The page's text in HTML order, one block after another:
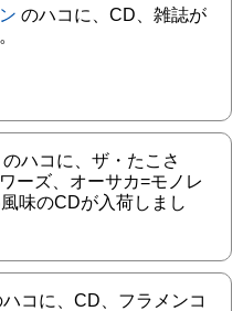
のハコに、CD、雑誌が
のハコに、ザ・たこさ
ーズ、オーサカ=モノレ
味のCDが入荷しまし
ハコに、CD、フラメンコ